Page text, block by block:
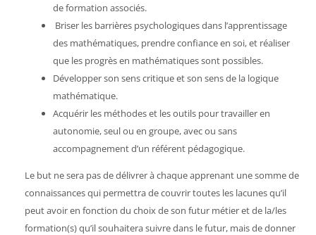
de formation associés.
Briser les barrières psychologiques dans l’apprentissage
des mathématiques, prendre confiance en soi, et réaliser
que les progrès en mathématiques sont possibles.
Développer son sens critique et son sens de la logique
mathématique.
Acquérir les méthodes et les outils pour travailler en
autonomie, seul ou en groupe, avec ou sans
accompagnement d’un référent pédagogique.
Le but ne sera pas de délivrer à chaque apprenant une somme de
connaissances qui permettra de couvrir toutes les lacunes qu’il
peut avoir en fonction du choix de son futur métier et de la/les
formation(s) qu’il souhaitera suivre dans le futur, mais de donner